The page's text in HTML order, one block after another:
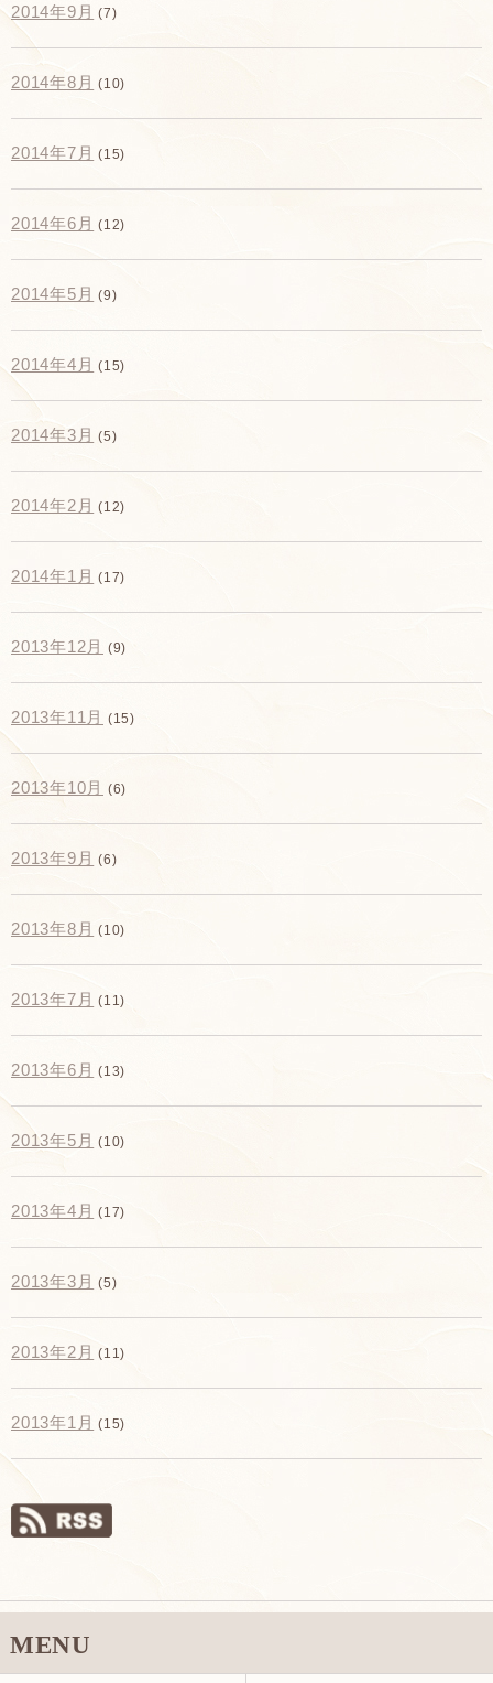
2014年9月 (7)
2014年8月 (10)
2014年7月 (15)
2014年6月 (12)
2014年5月 (9)
2014年4月 (15)
2014年3月 (5)
2014年2月 (12)
2014年1月 (17)
2013年12月 (9)
2013年11月 (15)
2013年10月 (6)
2013年9月 (6)
2013年8月 (10)
2013年7月 (11)
2013年6月 (13)
2013年5月 (10)
2013年4月 (17)
2013年3月 (5)
2013年2月 (11)
2013年1月 (15)
MENU